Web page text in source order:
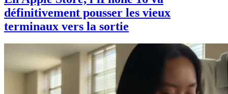
définitivement pousser les vieux
terminaux vers la sortie